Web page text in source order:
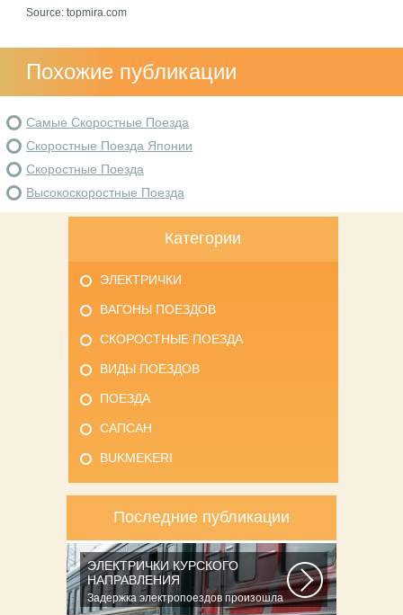
Source: topmira.com
Похожие публикации
Самые Скоростные Поезда
Скоростные Поезда Японии
Скоростные Поезда
Высокоскоростные Поезда
Категории
ЭЛЕКТРИЧКИ
ВАГОНЫ ПОЕЗДОВ
СКОРОСТНЫЕ ПОЕЗДА
ВИДЫ ПОЕЗДОВ
ПОЕЗДА
САПСАН
BUKMEKERI
Последние публикации
ЭЛЕКТРИЧКИ КУРСКОГО
НАПРАВЛЕНИЯ
Задержка электропоездов произошла
из-за огнетушителя, обнаруженного